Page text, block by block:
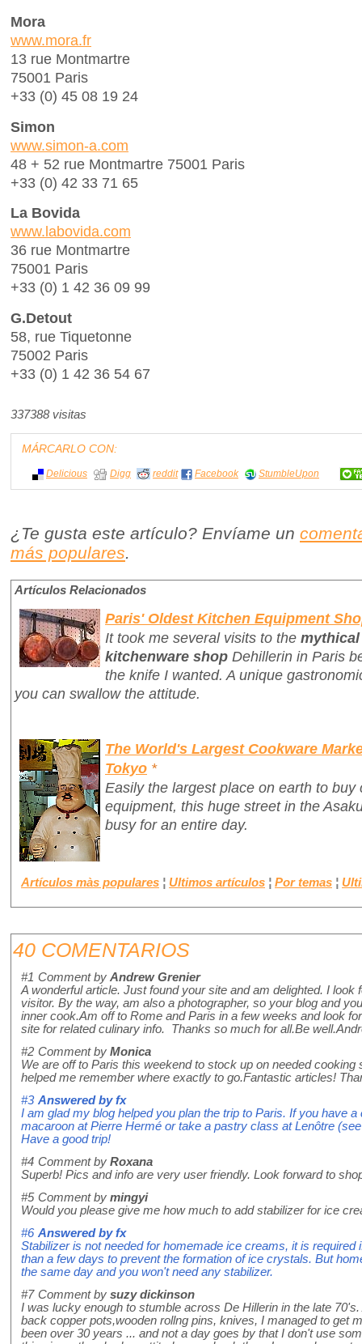
Mora
www.mora.fr
13 rue Montmartre
75001 Paris
+33 (0) 45 08 19 24
Simon
www.simon-a.com
48 + 52 rue Montmartre 75001 Paris
+33 (0) 42 33 71 65
La Bovida
www.labovida.com
36 rue Montmartre
75001 Paris
+33 (0) 1 42 36 09 99
G.Detout
58, rue Tiquetonne
75002 Paris
+33 (0) 1 42 36 54 67
337388 visitas
MÁRCARLO CON:
Delicious Digg reddit Facebook StumbleUpon
¿Te gusta este artículo? Envíame un
más populares.
Artículos Relacionados
Paris' Oldest Kitchen Equipment
It took me several visits to the
kitchenware shop Dehillerin in Paris
the knife I wanted. A unique
you can swallow the attitude.
The World's Largest Cookware
Tokyo *
Easily the largest place on earth to
equipment, this huge street in the
busy for an entire day.
Artículos màs populares ¦ Ultimos artículos ¦ Por temas ¦
40 COMENTARIOS
#1 Comment by Andrew Grenier
A wonderful article. Just found your site and am delighted. I look
visitor. By the way, am also a photographer, so your blog and
inner cook.Am off to Rome and Paris in a few weeks and look
site for related culinary info. Thanks so much for all.Be
#2 Comment by Monica
We are off to Paris this weekend to stock up on needed
helped me remember where exactly to go.Fantastic articles!
#3 Answered byfx
I am glad my blog helped you plan the trip to Paris. If you have
macaroon at Pierre Hermé or take a pastry class at Lenôtre
Have a good trip!
#4 Comment by Roxana
Superb! Pics and info are very user friendly. Look forward to
#5 Comment by mingyi
Would you please give me how much to add stabilizer for ice
#6 Answered byfx
Stabilizer is not needed for homemade ice creams, it is required
than a few days to prevent the formation of ice crystals. But
the same day and you won't need any stabilizer.
#7 Comment by suzy dickinson
I was lucky enough to stumble across De Hillerin in the late
back copper pots,wooden rollng pins, knives, I managed to get
been over 30 years ... and not a day goes by that I don't use